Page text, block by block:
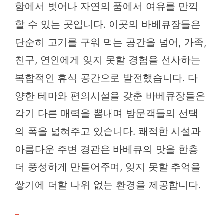
함에서 벗어나 자연의 품에서 여유를 만끽
할 수 있는 곳입니다. 이곳의 바베큐장들은
단순히 고기를 구워 먹는 공간을 넘어, 가족,
친구, 연인에게 잊지 못할 경험을 선사하는
복합적인 휴식 공간으로 발전했습니다. 다
양한 테마와 편의시설을 갖춘 바베큐장들은
각기 다른 매력을 뽐내며 방문객들의 선택
의 폭을 넓혀주고 있습니다. 쾌적한 시설과
아름다운 주변 경관은 바베큐의 맛을 한층
더 풍성하게 만들어주며, 잊지 못할 추억을
쌓기에 더할 나위 없는 환경을 제공합니다.